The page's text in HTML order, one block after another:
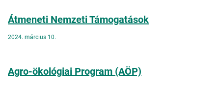
Átmeneti Nemzeti Támogatások
2024. március 10.
Agro-ökológiai Program (AÖP)